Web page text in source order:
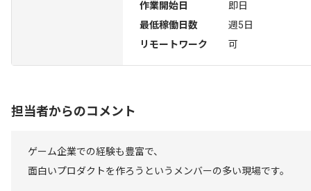
作業開始日
即日
最低稼働日数
週5日
リモートワーク
可
担当者からのコメント
ゲーム企業での経験も豊富で、
面白いプロダクトを作ろうというメンバーの多い現場です。